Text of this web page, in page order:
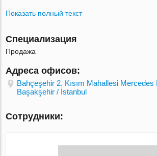
Показать полный текст
Специализация
Продажа
Адреса офисов:
Bahçeşehir 2. Kısım Mahallesi Mercedes
Başakşehir / İstanbul
Сотрудники: